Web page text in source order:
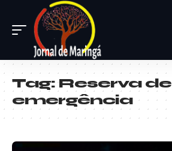
Tag:Reserva de
emergência